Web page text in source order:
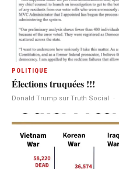
POLITIQUE
Élections truquées !!!
Donald Trump sur Truth Social ·